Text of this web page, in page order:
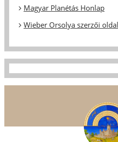
Magyar Planétás Honlap
Wieber Orsolya szerzői